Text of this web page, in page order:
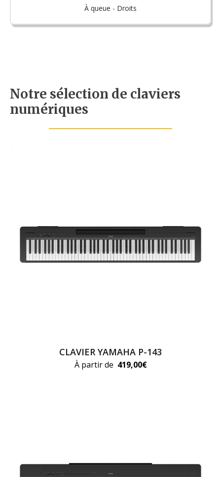
À queue - Droits
Notre sélection de claviers
numériques
CLAVIER YAMAHA P-143
À partir de 419,00€